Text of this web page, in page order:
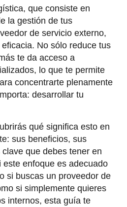
que consiste en
la gestión de tus
de servicio externo,
No sólo reduce tus
te da acceso a
lo que te permite
concentrarte plenamente
desarrollar tu
qué significa esto en
sus beneficios, sus
que debes tener en
enfoque es adecuado
si buscas un proveedor de
si simplemente quieres
internos, esta guía te